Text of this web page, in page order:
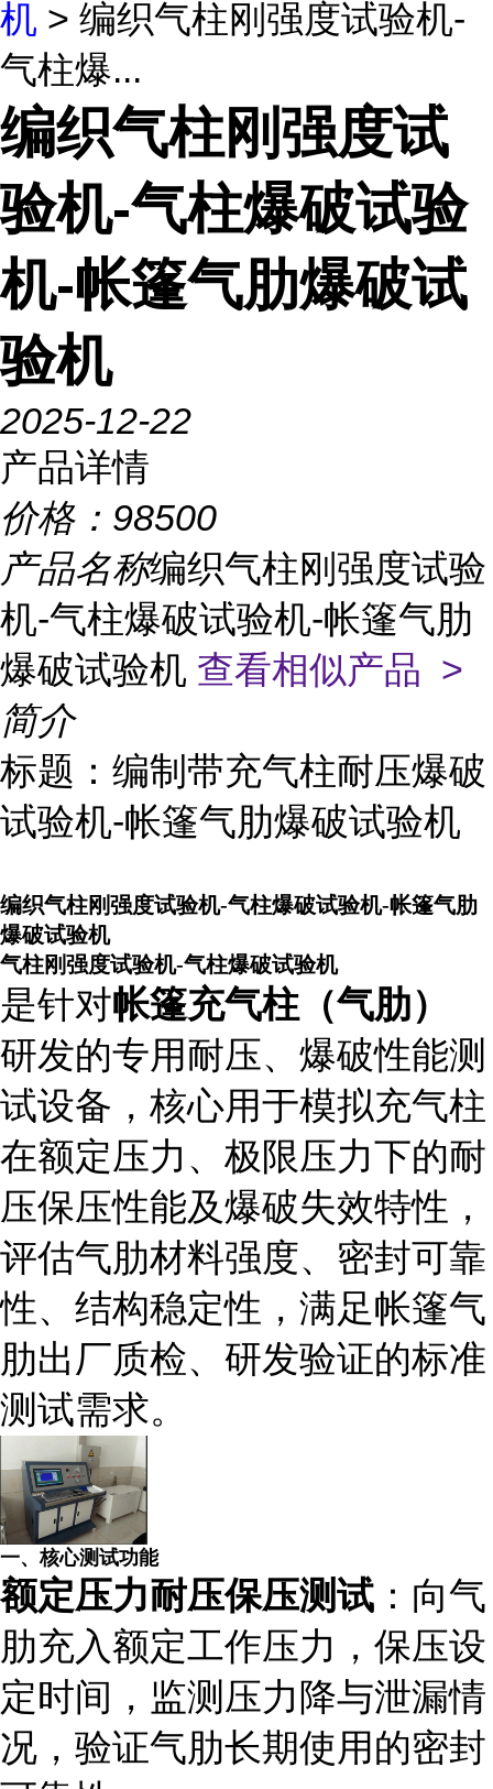
机 > 编织气柱刚强度试验机-
气柱爆...
编织气柱刚强度试
验机-气柱爆破试验
机-帐篷气肋爆破试
验机
2025-12-22
产品详情
价格： 98500
产品名称编织气柱刚强度试验
机-气柱爆破试验机-帐篷气肋
爆破试验机 查看相似产品 >
简介
标题：编制带充气柱耐压爆破
试验机-帐篷气肋爆破试验机
编织气柱刚强度试验机-气柱爆破试验机-帐篷气肋
爆破试验机
气柱刚强度试验机-气柱爆破试验机
是针对帐篷充气柱（气肋）
研发的专用耐压、爆破性能测
试设备，核心用于模拟充气柱
在额定压力、极限压力下的耐
压保压性能及爆破失效特性，
评估气肋材料强度、密封可靠
性、结构稳定性，满足帐篷气
肋出厂质检、研发验证的标准
测试需求。
一、核心测试功能
额定压力耐压保压测试 ：向气
肋充入额定工作压力，保压设
定时间，监测压力降与泄漏情
况，验证气肋长期使用的密封